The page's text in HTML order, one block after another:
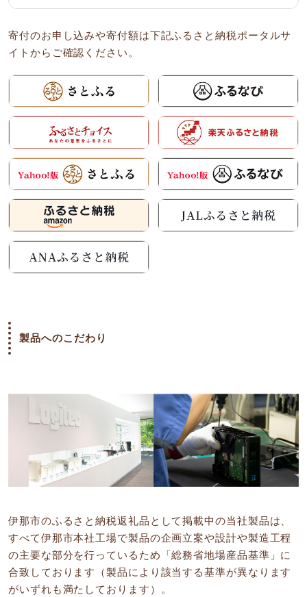
寄付のお申し込みや寄付額は下記ふるさと納税ポータルサ
イトからご確認ください。
製品へのこだわり
伊那市のふるさと納税返礼品として掲載中の当社製品は、
すべて伊那市本社工場で製品の企画立案や設計や製造工程
の主要な部分を行っているため「総務省地場産品基準」に
合致しております（製品により該当する基準が異なります
がいずれも満たしております）。